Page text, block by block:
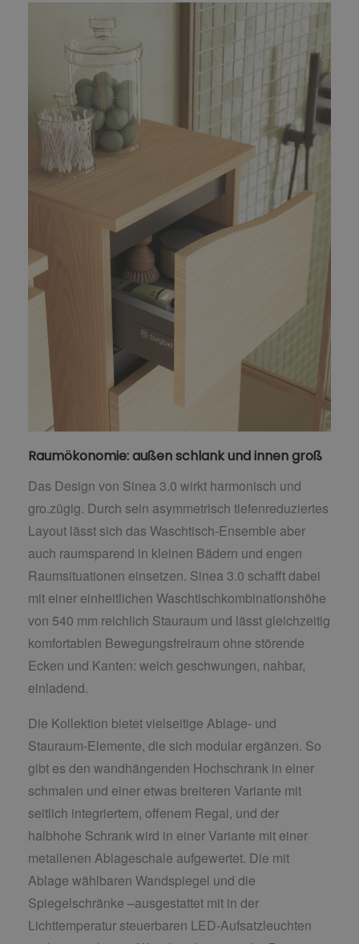
Raumökonomie: außen schlank und innen groß
Das Design von Sinea 3.0 wirkt harmonisch und
gro.zügig. Durch sein asymmetrisch tiefenreduziertes
Layout lässt sich das Waschtisch-Ensemble aber
auch raumsparend in kleinen Bädern und engen
Raumsituationen einsetzen. Sinea 3.0 schafft dabei
mit einer einheitlichen Waschtischkombinationshöhe
von 540 mm reichlich Stauraum und lässt gleichzeitig
komfortablen Bewegungsfreiraum ohne störende
Ecken und Kanten: weich geschwungen, nahbar,
einladend.
Die Kollektion bietet vielseitige Ablage- und
Stauraum-Elemente, die sich modular ergänzen. So
gibt es den wandhängenden Hochschrank in einer
schmalen und einer etwas breiteren Variante mit
seitlich integriertem, offenem Regal, und der
halbhohe Schrank wird in einer Variante mit einer
metallenen Ablageschale aufgewertet. Die mit
Ablage wählbaren Wandspiegel und die
Spiegelschränke –ausgestattet mit in der
Lichttemperatur steuerbaren LED-Aufsatzleuchten